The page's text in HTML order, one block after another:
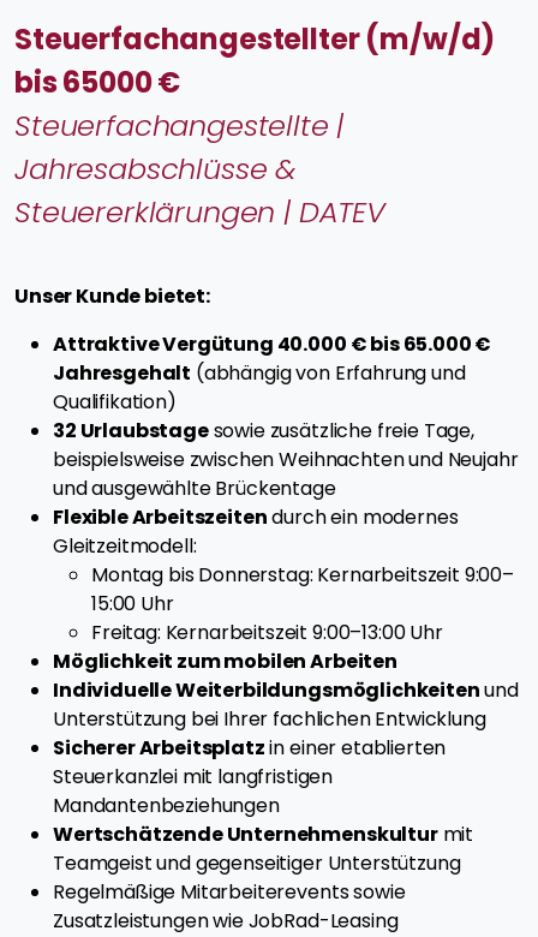
Steuerfachangestellter (m/w/d)
bis 65000 €
Steuerfachangestellte |
Jahresabschlüsse &
Steuererklärungen | DATEV
Unser Kunde bietet:
Attraktive Vergütung 40.000 € bis 65.000 €
Jahresgehalt (abhängig von Erfahrung und
Qualifikation)
32 Urlaubstagesowie zusätzliche freie Tage,
beispielsweise zwischen Weihnachten und Neujahr
und ausgewählte Brückentage
Flexible Arbeitszeitendurch ein modernes
Gleitzeitmodell:
Montag bis Donnerstag: Kernarbeitszeit 9:00–
15:00 Uhr
Freitag: Kernarbeitszeit 9:00–13:00 Uhr
Möglichkeit zum mobilen Arbeiten
Individuelle Weiterbildungsmöglichkeitenund
Unterstützung bei Ihrer fachlichen Entwicklung
Sicherer Arbeitsplatzin einer etablierten
Steuerkanzlei mit langfristigen
Mandantenbeziehungen
Wertschätzende Unternehmenskulturmit
Teamgeist und gegenseitiger Unterstützung
Regelmäßige Mitarbeiterevents sowie
Zusatzleistungen wie JobRad-Leasing